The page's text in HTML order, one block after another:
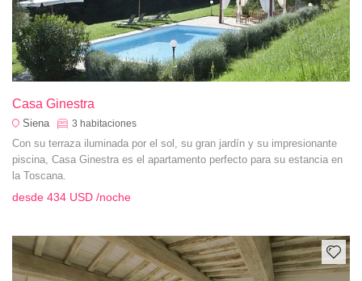
Casa Ginestra
Siena 3 habitaciones
Con su terraza iluminada por el sol, su gran jardín y su impresionante
piscina, Casa Ginestra es el apartamento perfecto para su estancia en
la Toscana.
desde 434 USD /noche